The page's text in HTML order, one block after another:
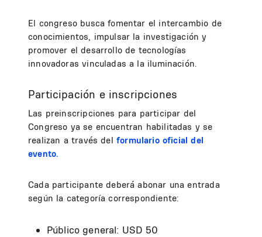
El congreso busca fomentar el intercambio de
conocimientos, impulsar la investigación y
promover el desarrollo de tecnologías
innovadoras vinculadas a la iluminación.
Participación e inscripciones
Las preinscripciones para participar del
Congreso ya se encuentran habilitadas y se
realizan a través del formulario oficial del
evento.
Cada participante deberá abonar una entrada
según la categoría correspondiente:
Público general: USD 50